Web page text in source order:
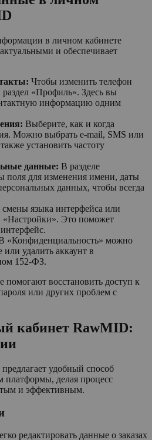
в личном кабинете
и обеспечивает
Чтобы изменить телефон
раздел «Профиль». Здесь вы
информацию одним
Выберите, как и когда
Можно выбрать е-mail, SMS или
установить частоту
данные: В разделе
поля для изменения имени, даты
данных, чтобы всегда
смены языка интерфейса или
«Настройки». Это поможет
«Конфиденциальность» можно
удалить аккаунт в
152-ФЗ.
восстановить доступ к
или других проблем с
кабинет RawMID:
удобный способ
платформы, делая процесс
и эффективным.
редактировать данные о заказах